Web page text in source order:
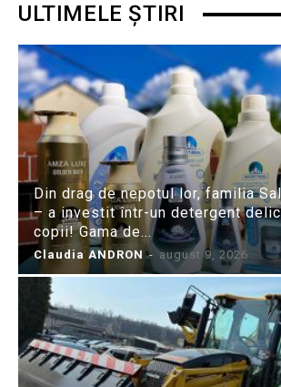
ULTIMELE ȘTIRI
Din drag de nepotul lor, familia
– a investit într-un detergent
copii! Gama de...
Claudia ANDRON - august 9, 2026